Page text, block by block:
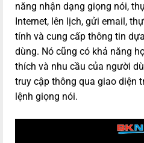
năng nhận dạng giọng nói,
Internet, lên lịch, gửi email,
tính và cung cấp thông tin
dùng. Nó cũng có khả năng
thích và nhu cầu của người
truy cập thông qua giao diện
lệnh giọng nói.